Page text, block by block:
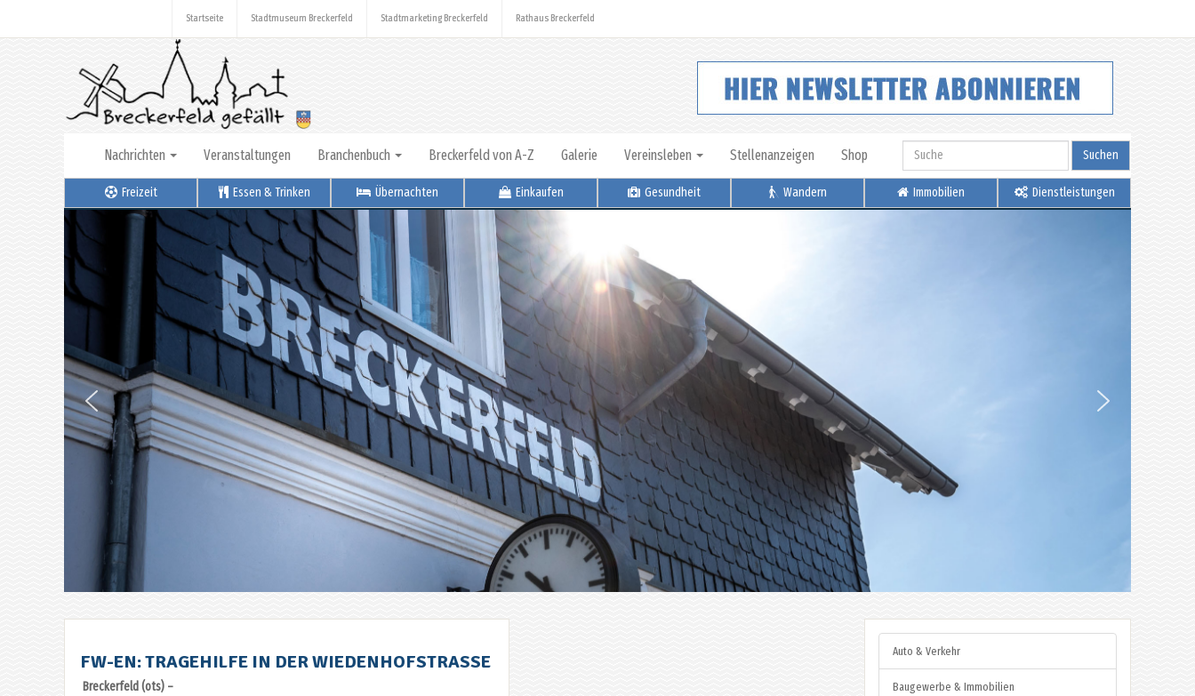
Startseite Stadtmuseum Breckerfeld Stadtmarketing Breckerfeld Rathaus Breckerfeld
Nachrichten Veranstaltungen Branchenbuch Breckerfeld von A-Z Galerie Vereinsleben Stellenanzeigen Shop Suchen
Freizeit Essen & Trinken Übernachten Einkaufen Gesundheit Wandern Immobilien Dienstleistungen
FW-EN: TRAGEHILFE IN DER WIEDENHOFSTRASSE
Breckerfeld (ots) –
Auto & Verkehr
Baugewerbe & Immobilien